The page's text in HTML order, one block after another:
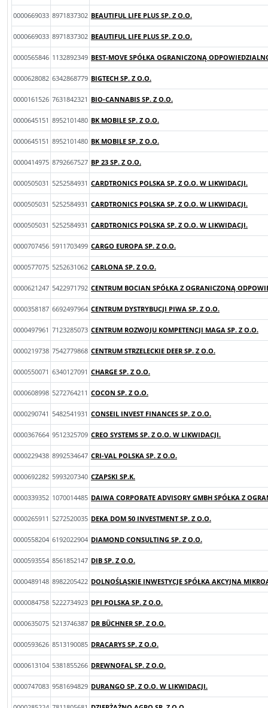
0000669033 8971837302 BEAUTIFUL LIFE PLUS SP. Z O.O.
0000669033 8971837302 BEAUTIFUL LIFE PLUS SP. Z O.O.
0000565846 1132892349 BEST-MOVE SPÓŁKA OGRANICZONĄ
0000628082 6342868779 BIGTECH SP. Z O.O.
0000161526 7631842321 BIO-CANNABIS SP. Z O.O.
0000645151 8952101480 BK MOBILE SP. Z O.O.
0000645151 8952101480 BK MOBILE SP. Z O.O.
0000414975 8792667527 BP 23 SP. Z O.O.
0000505031 5252584931 CARDTRONICS POLSKA SP. Z O.O. W LIKWIDACJI.
0000505031 5252584931 CARDTRONICS POLSKA SP. Z O.O. W LIKWIDACJI.
0000505031 5252584931 CARDTRONICS POLSKA SP. Z O.O. W LIKWIDACJI.
0000707456 5911703499 CARGO EUROPA SP. Z O.O.
0000577075 5252631062 CARLONA SP. Z O.O.
0000621247 5422971792 CENTRUM BOCIAN SPÓŁKA Z OGRANICZONĄ
0000358187 6692497964 CENTRUM DYSTRYBUCJI PIWA SP. Z O.O.
0000497961 7123285073 CENTRUM ROZWOJU KOMPETENCJI MAGA SP. Z O.O.
0000219738 7542779868 CENTRUM STRZELECKIE DEER SP. Z O.O.
0000550071 6340127091 CHARGE SP. Z O.O.
0000608998 5272764211 COCON SP. Z O.O.
0000290741 5482541931 CONSEIL INVEST FINANCES SP. Z O.O.
0000367664 9512325709 CREO SYSTEMS SP. Z O.O. W LIKWIDACJI.
0000229438 8992534647 CRI-VAL POLSKA SP. Z O.O.
0000692282 5993207340 CZAPSKI SP.K.
0000339352 1070014485 DAIWA CORPORATE ADVISORY GMBH SPÓŁKA Z
0000265911 5272520035 DEKA DOM 50 INVESTMENT SP. Z O.O.
0000558204 6192022904 DIAMOND CONSULTING SP. Z O.O.
0000593554 8561852147 DIB SP. Z O.O.
0000489148 8982205422 DOLNOŚLĄSKIE INWESTYCJE SPÓŁKA AKCYJNA
0000084758 5222734923 DPI POLSKA SP. Z O.O.
0000635075 5213746387 DR BÜCHNER SP. Z O.O.
0000593626 8513190085 DRACARYS SP. Z O.O.
0000613104 5381855266 DREWNOFAL SP. Z O.O.
0000747083 9581694829 DURANGO SP. Z O.O. W LIKWIDACJI.